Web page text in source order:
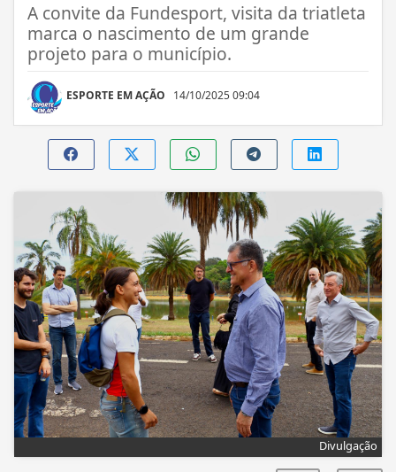
A convite da Fundesport, visita da triatleta
marca o nascimento de um grande
projeto para o município.
ESPORTE EM AÇÃO 14/10/2025 09:04
Divulgação